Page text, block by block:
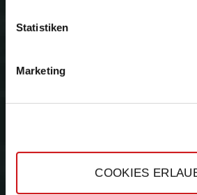
Statistiken
Marketing
COOKIES
e
s